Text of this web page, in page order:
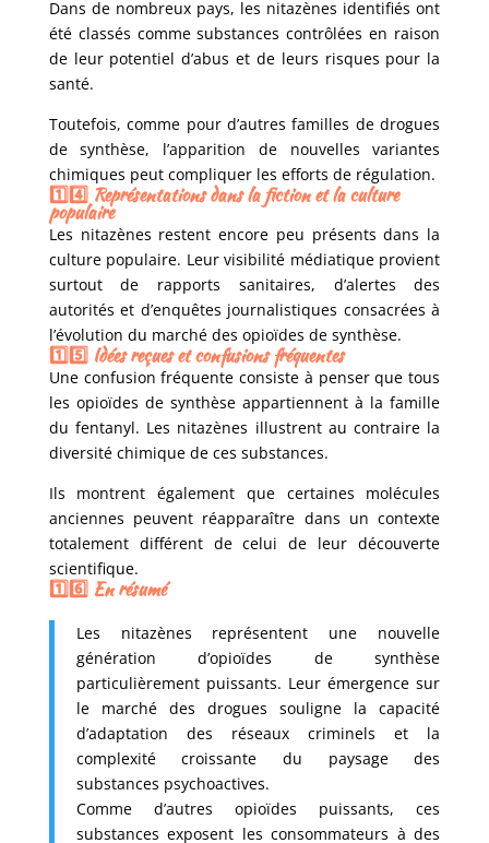
Dans de nombreux pays, les nitazènes identifiés ont
été classés comme substances contrôlées en raison
de leur potentiel d’abus et de leurs risques pour la
santé.
Toutefois, comme pour d’autres familles de drogues
de synthèse, l’apparition de nouvelles variantes
chimiques peut compliquer les efforts de régulation.
1️⃣4️⃣ Représentations dans la fiction et la culture
populaire
Les nitazènes restent encore peu présents dans la
culture populaire. Leur visibilité médiatique provient
surtout de rapports sanitaires, d’alertes des
autorités et d’enquêtes journalistiques consacrées à
l’évolution du marché des opioïdes de synthèse.
1️⃣5️⃣ Idées reçues et confusions fréquentes
Une confusion fréquente consiste à penser que tous
les opioïdes de synthèse appartiennent à la famille
du fentanyl. Les nitazènes illustrent au contraire la
diversité chimique de ces substances.
Ils montrent également que certaines molécules
anciennes peuvent réapparaître dans un contexte
totalement différent de celui de leur découverte
scientifique.
1️⃣6️⃣ En résumé
Les nitazènes représentent une nouvelle
génération d’opioïdes de synthèse
particulièrement puissants. Leur émergence sur
le marché des drogues souligne la capacité
d’adaptation des réseaux criminels et la
complexité croissante du paysage des
substances psychoactives.
Comme d’autres opioïdes puissants, ces
substances exposent les consommateurs à des